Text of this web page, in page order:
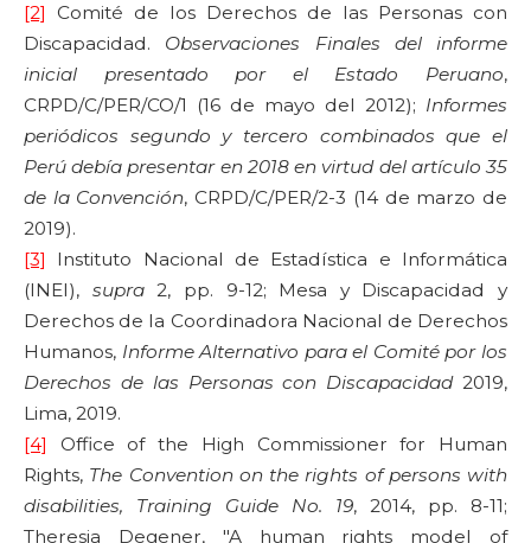
[2] Comité de los Derechos de las Personas con
Discapacidad. Observaciones Finales del informe
inicial presentado por el Estado Peruano,
CRPD/C/PER/CO/1 (16 de mayo del 2012); Informes
periódicos segundo y tercero combinados que el
Perú debía presentar en 2018 en virtud del artículo 35
de la Convención, CRPD/C/PER/2-3 (14 de marzo de
2019).
[3]
Instituto Nacional de Estadística e Informática
(INEI), supra2, pp. 9-12; Mesa y Discapacidad y
Derechos de la Coordinadora Nacional de Derechos
Humanos, Informe Alternativo para el Comité por los
Derechos de las Personas con Discapacidad 2019,
Lima, 2019.
[4]
Office of the High Commissioner for Human
Rights, The Convention on the rights of persons with
disabilities, Training Guide No. 19, 2014, pp. 8-11;
Theresia Degener, "A human rights model of